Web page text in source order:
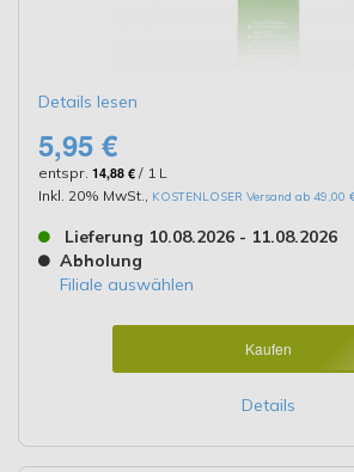
Details lesen
5,95 €
entspr. 14,88 € / 1 L
Inkl. 20% MwSt.
KOSTENLOSER Versand ab 49,00
Lieferung 10.08.2026 - 11.08.2026
Abholung
Filiale auswählen
Kaufen
Details